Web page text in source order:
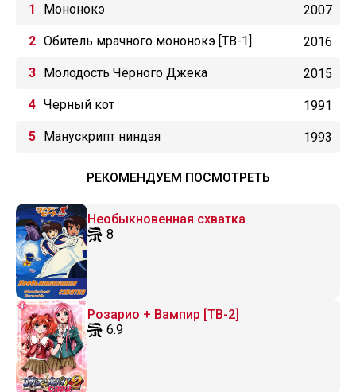
Мононокэ 2007
Обитель мрачного мононокэ [ТВ-1] 2016
Молодость Чёрного Джека 2015
Черный кот 1991
Манускрипт ниндзя 1993
РЕКОМЕНДУЕМ ПОСМОТРЕТЬ
Необыкновенная схватка
8
Розарио + Вампир [ТВ-2]
6.9